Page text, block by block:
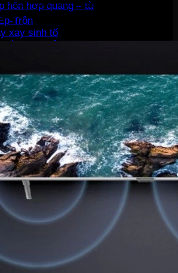
hỗn hợp quang – từ
Trộn
xay sinh tố
pha cafe
vắt cam
còn được hoàn thiện về chất
trang bị 2 loa với tổng công suất